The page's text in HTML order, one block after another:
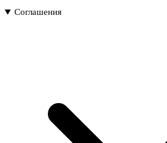
Соглашения